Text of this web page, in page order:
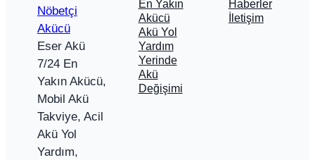
Eser Akü
7/24 En
Yakın Akücü,
Mobil Akü
Takviye, Acil
Akü Yol
Yardım,
En Yakın
Akücü
Akü Yol
Yardım
Yerinde
Akü
Değişimi
Haberler
İletişim